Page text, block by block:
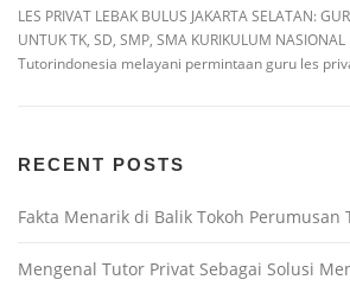
LES PRIVAT LEBAK BULUS JAKARTA SELATAN:
UNTUK TK, SD, SMP, SMA KURIKULUM
Tutorindonesia melayani permintaan guru les
RECENT POSTS
Fakta Menarik di Balik Tokoh Perumusan
Mengenal Tutor Privat Sebagai Solusi